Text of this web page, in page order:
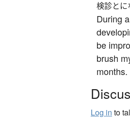
検診とに
During
be
brush
months.
Log in to